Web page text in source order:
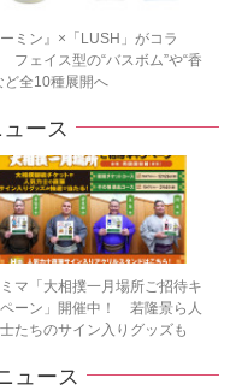
ーミン』×「LUSH」がコラ
フェイス型の“バスボム”や“香
ど全10種展開へ
ース
マ「大相撲一月場所ご招待キ
ペーン」開催中！ 若隆景ら人
たちのサイン入りグッズも
ュース